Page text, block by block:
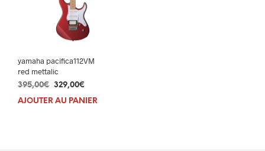
yamaha pacifica112VM
red mettalic
395,00€ Le
prix
329,00€
prix
AJOUTER AU PANIER